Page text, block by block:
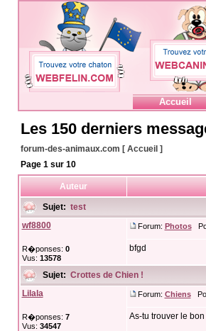
Accueil
Les 150 derniers
forum-des-animaux.com [ Accueil ]
Page 1sur 10
Auteur
Sujet: test
wf8800
R�ponses: 0
Vus: 13578
Forum: Photos
bfgd
Sujet: Crottes de Chien !
Lilala
R�ponses: 7
Vus: 34547
Forum: Chiens
As-tu trouver le